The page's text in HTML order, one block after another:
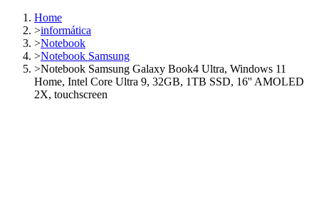
Home
>informática
>Notebook
>Notebook Samsung
>Notebook Samsung Galaxy Book4 Ultra, Windows 11
Home, Intel Core Ultra 9, 32GB, 1TB SSD, 16'' AMOLED
2X, touchscreen